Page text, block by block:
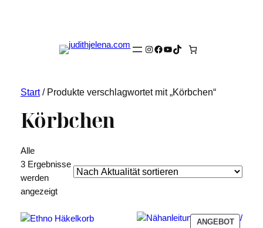
Instagram
Facebook
YouTube
TikTok
Start/ Produkte verschlagwortet mit „Körbchen“
Körbchen
Alle
3 Ergebnisse
werden
angezeigtNach
sortiert
ANGEBOT